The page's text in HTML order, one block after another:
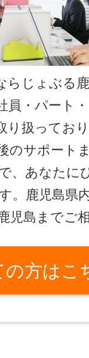
らじょぶる
員・パート
り扱ってお
のサポート
、あなたに
。鹿児島県
児島までご
の方はこ